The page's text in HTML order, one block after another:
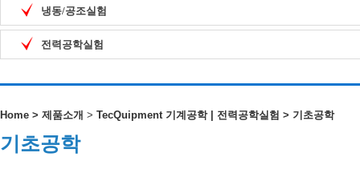
냉동/공조실험
전력공학실험
Home > 제품소개 > TecQuipment 기계공학 | 전력공학실험 > 기초공학
기초공학